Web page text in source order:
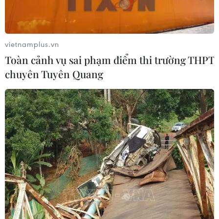
NGHE
hoạt còi báo động.
NGHE
Xem thêm
CƠ QUAN CHỦ QUẢN: THÔNG TẤN XÃ VIỆT NAM
Tổng Biên tập: TRẦN TIẾN DUẨN
Phó Tổng Biên tập: NGUYỄN THỊ TÁM, KHÚC THANH
THỦY
vietnamplus.vn
Toàn cảnh vụ sai phạm điểm thi trường THPT
chuyên Tuyên Quang